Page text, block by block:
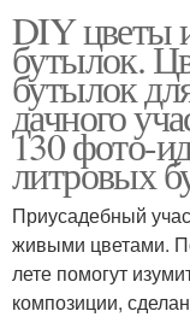
DIY цветы
бутылок.
бутылок
дачного
130 фото-
литровых
Приусадебный
живыми цветами.
лете помогут
композиции,